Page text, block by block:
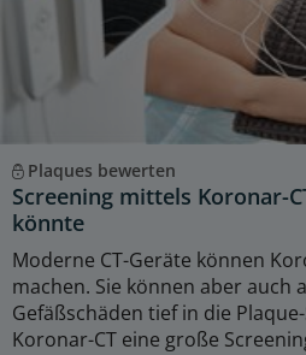
Plaques bewerten
Screening mittels Koronar-
könnte
Moderne CT-Geräte können
machen. Sie können aber auch
Gefäßschäden tief in die
Koronar-CT eine große